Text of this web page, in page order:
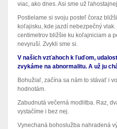
viac, ako dnes. Asi sme už
Postielame si svoju posteľ čoraz
koľajisku, kde jazdí nebezpečný
centimetrov bližšie ku koľajniciam a
nevyruší. Zvykli sme si.
V našich vzťahoch k ľuďom,
zvykáme na abnormalitu. A už ju
Bohužiaľ, začína sa nám to stávať i
hodnotám.
Zabudnutá večerná modlitba. Raz,
vystačíme i bez nej.
Vynechaná bohoslužba nahradená